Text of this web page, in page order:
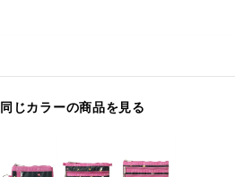
同じカラーの商品を見る